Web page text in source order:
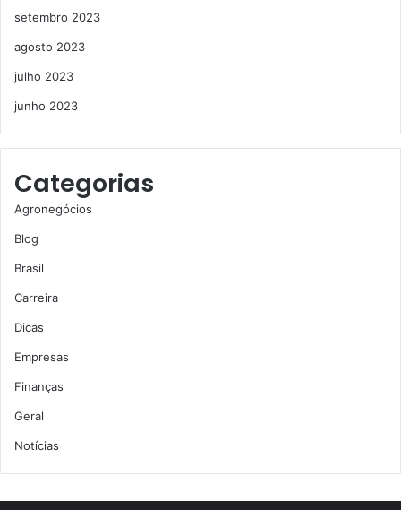
setembro 2023
agosto 2023
julho 2023
junho 2023
Categorias
Agronegócios
Blog
Brasil
Carreira
Dicas
Empresas
Finanças
Geral
Notícias